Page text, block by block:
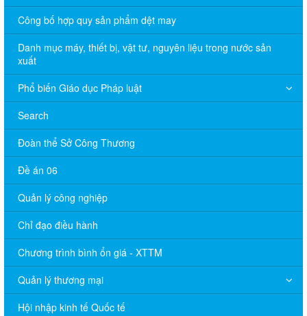
Công bố hợp quy sản phẩm dệt may
Danh mục máy, thiết bị, vật tư, nguyên liệu trong nước sản
xuất
Phổ biến Giáo dục Pháp luật
Search
Đoàn thể Sở Công Thương
Đề án 06
Quản lý công nghiệp
Chỉ đạo điều hành
Chương trình bình ổn giá - XTTM
Quản lý thương mại
Hội nhập kinh tế Quốc tế